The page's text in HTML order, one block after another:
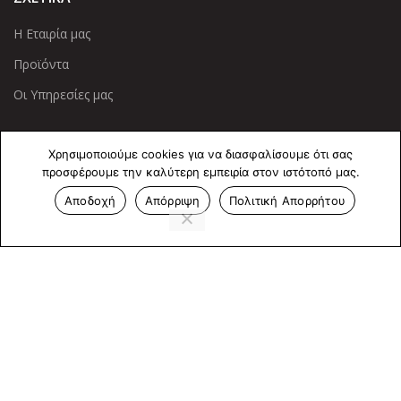
Η Εταιρία μας
Προϊόντα
Οι Υπηρεσίες μας
Πολιτική Απορρήτου
Cookies
Χρησιμοποιούμε cookies για να διασφαλίσουμε ότι σας
προσφέρουμε την καλύτερη εμπειρία στον ιστότοπό μας.
Αποδοχή
Απόρριψη Πολιτική Απορρήτου